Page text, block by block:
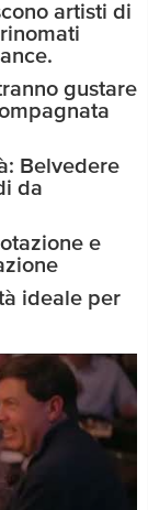
artisti di
gustare
Belvedere
da
e
ideale per